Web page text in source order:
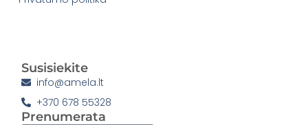
Susisiekite
info@amela.lt
+370 678 55328
Prenumerata